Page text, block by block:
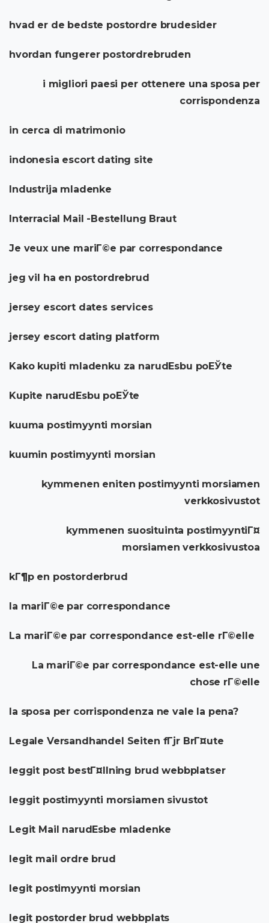
hvad er de bedste postordre brudesider
hvordan fungerer postordrebruden
i migliori paesi per ottenere una sposa per
corrispondenza
in cerca di matrimonio
indonesia escort dating site
Industrija mladenke
Interracial Mail -Bestellung Braut
Je veux une mariГ©e par correspondance
jeg vil ha en postordrebrud
jersey escort dates services
jersey escort dating platform
Kako kupiti mladenku za narudЕѕbu poЕЎte
Kupite narudЕѕbu poЕЎte
kuuma postimyynti morsian
kuumin postimyynti morsian
kymmenen eniten postimyynti morsiamen
verkkosivustot
kymmenen suosituinta postimyyntiГ¤
morsiamen verkkosivustoa
kГ¶p en postorderbrud
la mariГ©e par correspondance
La mariГ©e par correspondance est-elle rГ©elle
La mariГ©e par correspondance est-elle une
chose rГ©elle
la sposa per corrispondenza ne vale la pena?
Legale Versandhandel Seiten fГјr BrГ¤ute
leggit post bestГ¤llning brud webbplatser
leggit postimyynti morsiamen sivustot
Legit Mail narudЕѕbe mladenke
legit mail ordre brud
legit postimyynti morsian
legit postorder brud webbplats